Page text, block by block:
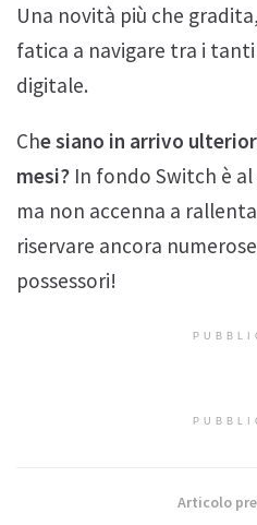
Una novità più che
fatica a navigare tra i
digitale.
Che siano in arrivo
mesi? In fondo Switch è
ma non accenna a
riservare ancora
possessori!
Articolo